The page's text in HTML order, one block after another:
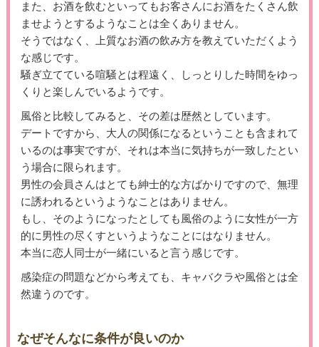
また、お酒を飲むといってもお客さんにお酒をたくさん飲
ませようとするようなことは全くありません。
そうではなく、上質なお酒の飲み方を教えていただくよう
な感じです。
騒ぎ立てている喧騒とは程遠く、しっとりした時間をゆっ
くりと楽しんでいるようです。
風俗と比較してみると、その差は歴然としています。
デートですから、大人の関係になるということも含まれて
いるのは事実ですが、それは本当に気持ちが一致したとい
う場合に限られます。
男性の会員さんはとても紳士的な方ばかりですので、無理
に誘われるというようなことはありません。
もし、そのようになったとしても風俗のように女性が一方
的に男性の尽くすというようなことにはなりません。
本当に恋人同士が一緒にいると言う感じです。
感染症の問題などから考えても、キャバクラや風俗とは全
然違うのです。
なぜそんなに条件が良いのか